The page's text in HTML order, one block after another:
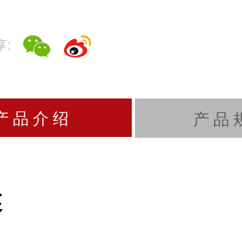
:
品介绍 产品